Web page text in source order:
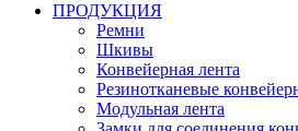
ПРОДУКЦИЯ
Ремни
Шкивы
Конвейерная лента
Резинотканевые
Модульная лента